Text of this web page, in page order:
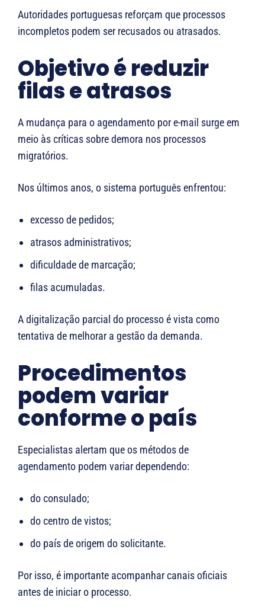
Autoridades portuguesas reforçam que processos
incompletos podem ser recusados ou atrasados.
Objetivo é reduzir
filas e atrasos
A mudança para o agendamento por e-mail surge em
meio às críticas sobre demora nos processos
migratórios.
Nos últimos anos, o sistema português enfrentou:
excesso de pedidos;
atrasos administrativos;
dificuldade de marcação;
filas acumuladas.
A digitalização parcial do processo é vista como
tentativa de melhorar a gestão da demanda.
Procedimentos
podem variar
conforme o país
Especialistas alertam que os métodos de
agendamento podem variar dependendo:
do consulado;
do centro de vistos;
do país de origem do solicitante.
Por isso, é importante acompanhar canais oficiais
antes de iniciar o processo.